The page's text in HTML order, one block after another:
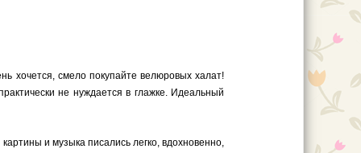
хочется, смело покупайте велюровых халат!
не нуждается в глажке. Идеальный
и музыка писались легко, вдохновенно,